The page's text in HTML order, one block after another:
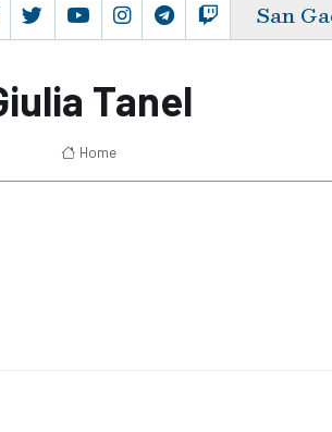
San
Tanel
Home